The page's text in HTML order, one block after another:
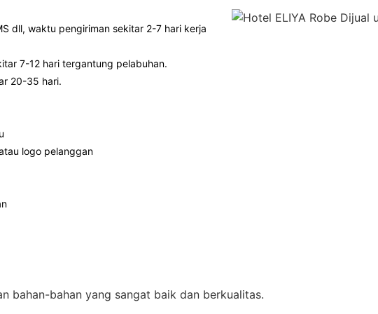
dll, waktu pengiriman sekitar 2-7 hari kerja
7-12 hari tergantung pelabuhan.
20-35 hari.
logo pelanggan
bahan-bahan yang sangat baik dan berkualitas.